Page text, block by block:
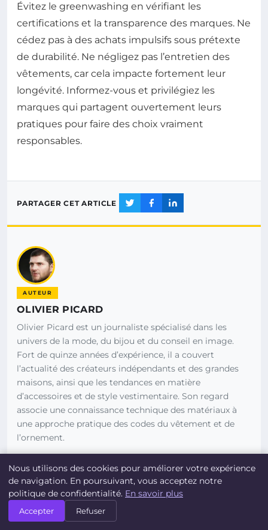
Évitez le greenwashing en vérifiant les
certifications et la transparence des marques. Ne
cédez pas à des achats impulsifs sous prétexte
de durabilité. Ne négligez pas l’entretien des
vêtements, car cela impacte fortement leur
longévité. Informez-vous et privilégiez les
marques qui partagent ouvertement leurs
pratiques pour faire des choix vraiment
responsables.
PARTAGER CET ARTICLE
AUTEUR
OLIVIER PICARD
Olivier Picard est un journaliste spécialisé dans les
univers de la mode, du bijou et du conseil en image.
Fort de quinze années d’expérience, il a couvert
l’actualité des créateurs indépendants et des grandes
maisons, ainsi que les tendances en matière
d’accessoires et de style vestimentaire. Son regard
associe une connaissance technique des matériaux à
une approche pratique des codes du vêtement et de
l’ornement.
ARTICLES SIMILAIRES
Nous utilisons des cookies pour améliorer votre expérience
de navigation. En poursuivant, vous acceptez notre
politique de confidentialité. En savoir plus
Accepter Refuser